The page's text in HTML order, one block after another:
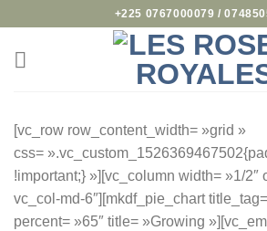
contenu
+225 0767000079 /
[vc_row row_content_width= »grid »
css=
!important;} »][vc_column width= »1/2″
vc_col-md-6″][mkdf_pie_chart
percent= »65″ title= »Growing